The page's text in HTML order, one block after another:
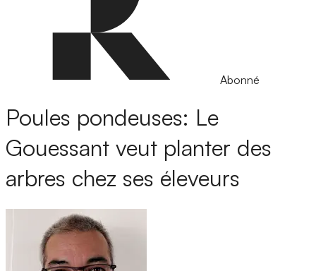
Abonné
Poules pondeuses: Le
Gouessant veut planter des
arbres chez ses éleveurs